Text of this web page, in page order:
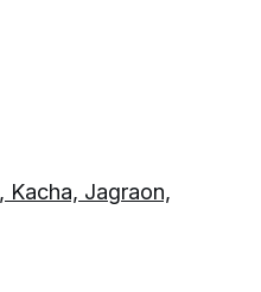
Kacha, Jagraon,